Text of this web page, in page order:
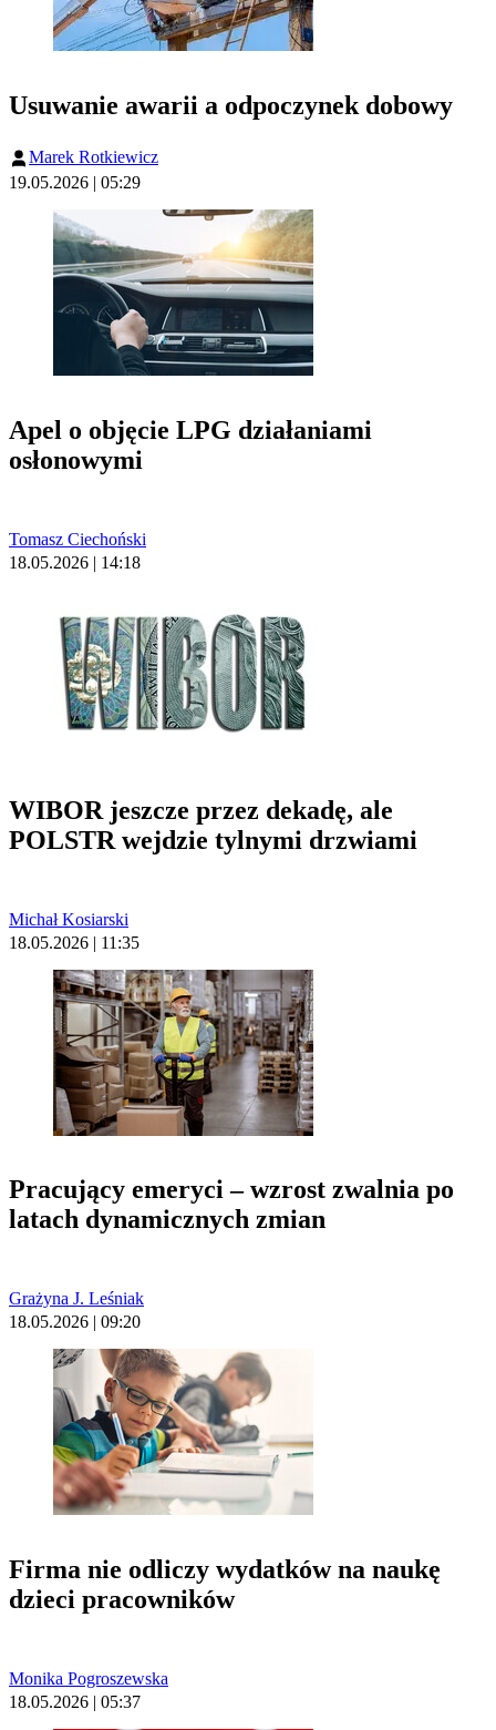
Usuwanie awarii a odpoczynek dobowy
Marek Rotkiewicz
19.05.2026 | 05:29
Apel o objęcie LPG działaniami
osłonowymi
Tomasz Ciechoński
18.05.2026 | 14:18
WIBOR jeszcze przez dekadę, ale
POLSTR wejdzie tylnymi drzwiami
Michał Kosiarski
18.05.2026 | 11:35
Pracujący emeryci – wzrost zwalnia po
latach dynamicznych zmian
Grażyna J. Leśniak
18.05.2026 | 09:20
Firma nie odliczy wydatków na naukę
dzieci pracowników
Monika Pogroszewska
18.05.2026 | 05:37